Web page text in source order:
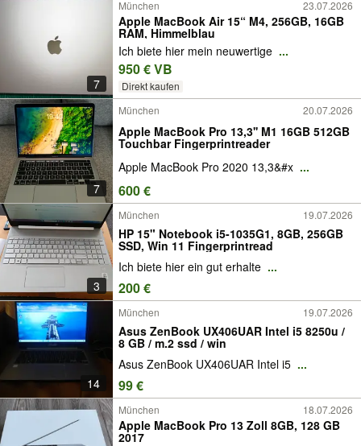
7
München 23.07.2026
Apple MacBook Air 15“ M4, 256GB, 16GB
RAM, Himmelblau
Ich biete hier mein neuwertige ...
950 € VB
Direkt kaufen
7
München 20.07.2026
Apple MacBook Pro 13,3'' M1 16GB 512GB
Touchbar Fingerprintreader
Apple MacBook Pro 2020 13,3&#x ...
600 €
3
München 19.07.2026
HP 15" Notebook i5-1035G1, 8GB, 256GB
SSD, Win 11 Fingerprintread
Ich biete hier ein gut erhalte ...
200 €
14
München 19.07.2026
Asus ZenBook UX406UAR Intel i5 8250u /
8 GB / m.2 ssd / win
Asus ZenBook UX406UAR Intel i5 ...
99 €
München 18.07.2026
Apple MacBook Pro 13 Zoll 8GB, 128 GB
2017